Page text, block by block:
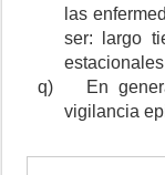
las
ser: largo
q)
En
vigilancia